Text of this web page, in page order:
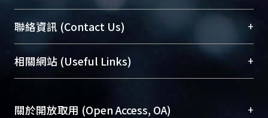
臺大位居世界頂尖大學之列，為永久珍藏及向國際
展現本校豐碩的研究成果及學術能量，圖書館整合
機構典藏（NTUR）與學術庫（AH）不同功能平
台，成為臺大學術典藏NTU scholars。期能整合研
成果。
聯絡資訊 (Contact Us) +
總館學科館員(Main Library)
醫學圖書館學科館員(Medical Library)
Sciences Library)
相關網站 (Useful Links) +
關於開放取用 (Open Access, OA) +